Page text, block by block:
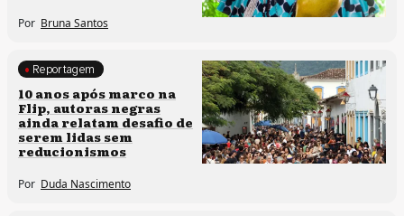
Por Bruna Santos
Processos artísticos
Reportagem
10 anos após marco na
Flip, autoras negras
ainda relatam desafio de
serem lidas sem
reducionismos
Por Duda Nascimento